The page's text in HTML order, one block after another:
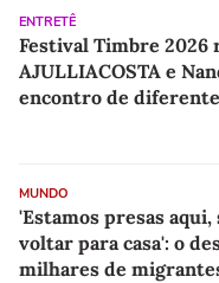
ENTRETÊ
Festival Timbre 2026
AJULLIACOSTA e
encontro de
MUNDO
'Estamos presas
voltar para casa': o
milhares de